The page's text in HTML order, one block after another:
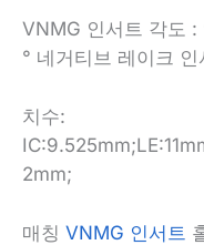
VNMG 인서트 각도
° 네거티브 레이크 인
치수:
2mm;
매칭 VNMG 인서트